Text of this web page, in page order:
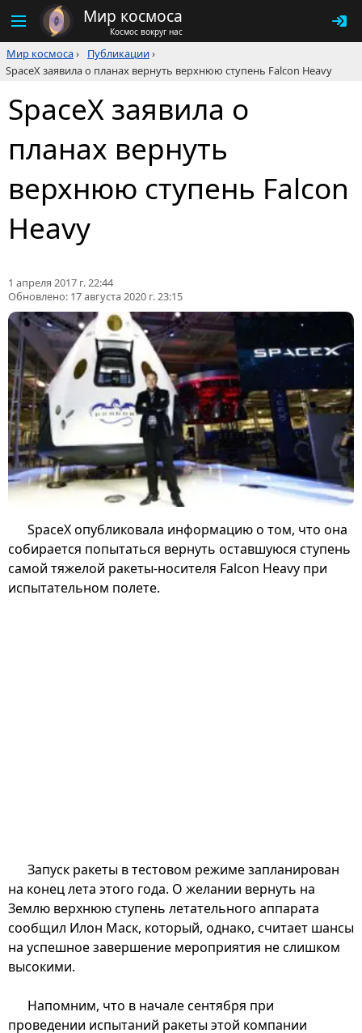
Мир космоса
Космос вокруг нас
Мир космоса› Публикации›
SpaceX заявила о планах вернуть верхнюю ступень Falcon Heavy
SpaceX заявила о
планах вернуть
верхнюю ступень Falcon
Heavy
1 апреля 2017 г. 22:44
Обновлено: 17 августа 2020 г. 23:15
SpaceX опубликовала информацию о том, что она
собирается попытаться вернуть оставшуюся ступень
самой тяжелой ракеты-носителя Falcon Heavy при
испытательном полете.
Запуск ракеты в тестовом режиме запланирован
на конец лета этого года. О желании вернуть на
Землю верхнюю ступень летательного аппарата
сообщил Илон Маск, который, однако, считает шансы
на успешное завершение мероприятия не слишком
высокими.
Напомним, что в начале сентября при
проведении испытаний ракеты этой компании